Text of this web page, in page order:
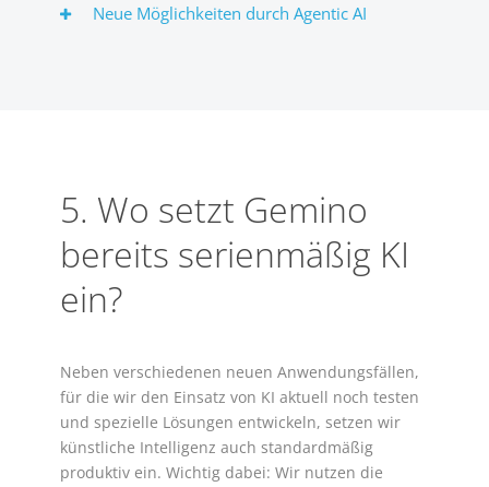
Neue Möglichkeiten durch Agentic AI
5. Wo setzt Gemino
bereits serienmäßig KI
ein?
Neben verschiedenen neuen Anwendungsfällen,
für die wir den Einsatz von KI aktuell noch testen
und spezielle Lösungen entwickeln, setzen wir
künstliche Intelligenz auch standardmäßig
produktiv ein. Wichtig dabei: Wir nutzen die